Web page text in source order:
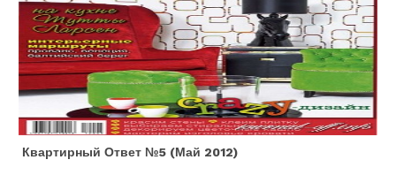
Квартирный Ответ №5 (май 2012)